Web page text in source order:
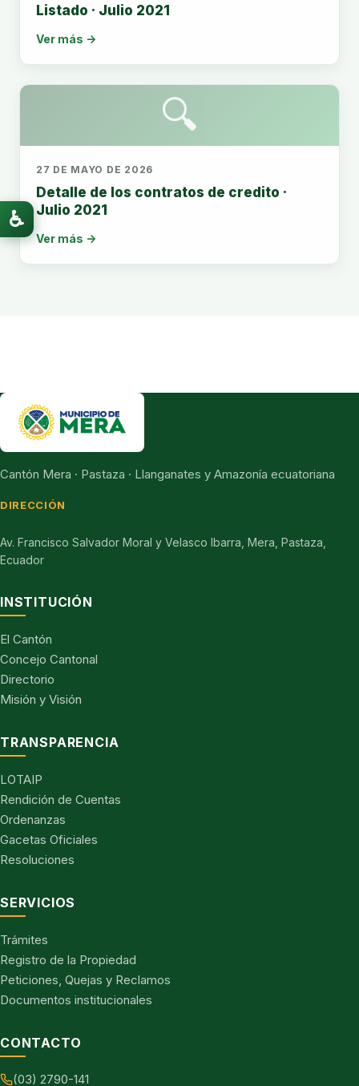
Listado · Julio 2021
Ver más →
🔍
27 DE MAYO DE 2026
Detalle de los contratos de credito ·
Julio 2021
Ver más →
Cantón Mera · Pastaza · Llanganates y Amazonía ecuatoriana
DIRECCIÓN
Av. Francisco Salvador Moral y Velasco Ibarra, Mera, Pastaza,
Ecuador
INSTITUCIÓN
El Cantón
Concejo Cantonal
Directorio
Misión y Visión
TRANSPARENCIA
LOTAIP
Rendición de Cuentas
Ordenanzas
Gacetas Oficiales
Resoluciones
SERVICIOS
Trámites
Registro de la Propiedad
Peticiones, Quejas y Reclamos
Documentos institucionales
CONTACTO
(03) 2790-141
♿